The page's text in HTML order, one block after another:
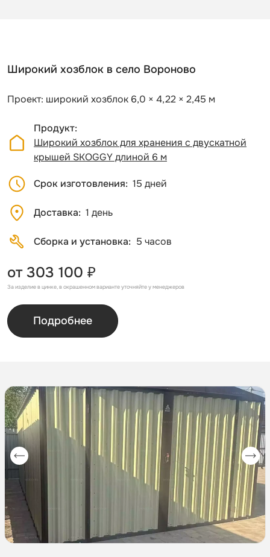
Широкий хозблок в село Вороново
Проект: широкий хозблок 6,0 × 4,22 × 2,45 м
Продукт
Широкий хозблок для хранения с двускатной
крышей SKOGGY длиной 6 м
Срок изготовления 15 дней
Доставка 1 день
Сборка и установка 5 часов
от 303 100 ₽
За изделие в цинке, в окрашенном варианте уточняйте у менеджеров
Подробнее